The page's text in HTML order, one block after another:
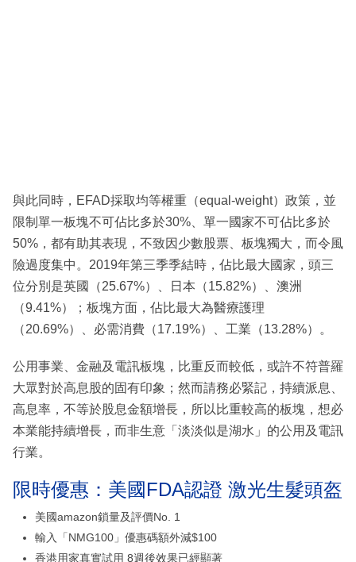
與此同時，EFAD採取均等權重（equal-weight）政策，並
限制單一板塊不可佔比多於30%、單一國家不可佔比多於
50%，都有助其表現，不致因少數股票、板塊獨大，而令風
險過度集中。2019年第三季季結時，佔比最大國家，頭三
位分別是英國（25.67%）、日本（15.82%）、澳洲
（9.41%）；板塊方面，佔比最大為醫療護理
（20.69%）、必需消費（17.19%）、工業（13.28%）。
公用事業、金融及電訊板塊，比重反而較低，或許不符普羅
大眾對於高息股的固有印象；然而請務必緊記，持續派息、
高息率，不等於股息金額增長，所以比重較高的板塊，想必
本業能持續增長，而非生意「淡淡似是湖水」的公用及電訊
行業。
限時優惠：美國FDA認證 激光生髮頭盔
美國amazon鎖量及評價No. 1
輸入「NMG100」優惠碼額外減$100
香港用家真實試用 8週後效果已經顯著